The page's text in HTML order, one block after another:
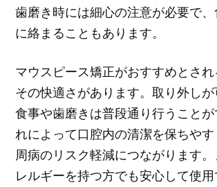
歯磨き時には細心の注意が必要で
に絡まることもあります。
マウスピース矯正がおすすめとされ
その快適さがあります。取り外しが
食事や歯磨きは普段通り行うこと
れによって口腔内の清潔を保ちや
周病のリスク軽減につながります
レルギーを持つ方でも安心して使